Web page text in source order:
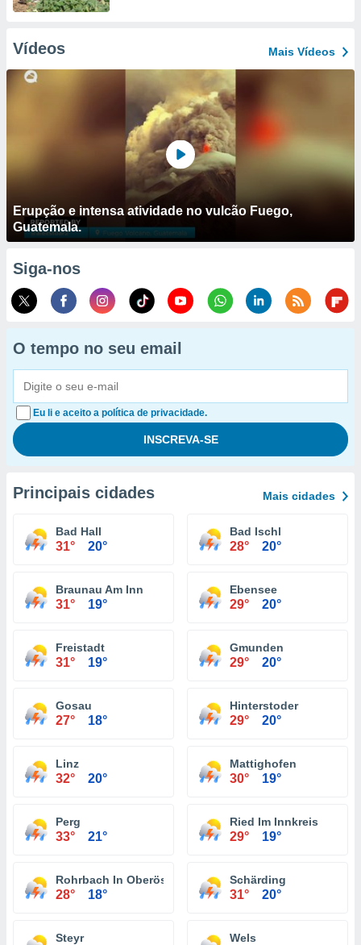
Vídeos Mais Vídeos
Erupção e intensa atividade no vulcão Fuego,
Guatemala.
Siga-nos
O tempo no seu email
Eu li e aceito a política de privacidade.
Principais cidades Mais cidades
Bad Hall
31° 20°
Bad Ischl
28° 20°
Braunau Am Inn
31° 19°
Ebensee
29° 20°
Freistadt
31° 19°
Gmunden
29° 20°
Gosau
27° 18°
Hinterstoder
29° 20°
Linz
32° 20°
Mattighofen
30° 19°
Perg
33° 21°
Ried Im Innkreis
29° 19°
Rohrbach In Oberösterreich
28° 18°
Schärding
31° 20°
Steyr Wels